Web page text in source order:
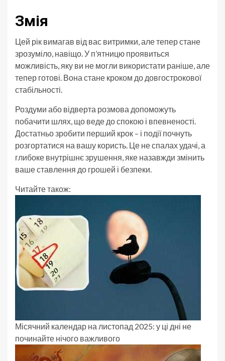
Змія
Цей рік вимагав від вас витримки, але тепер стане
зрозуміло, навіщо. У п’ятницю проявиться
можливість, яку ви не могли використати раніше, але
тепер готові. Вона стане кроком до довгострокової
стабільності.
Роздуми або відверта розмова допоможуть
побачити шлях, що веде до спокою і впевненості.
Достатньо зробити перший крок – і події почнуть
розгортатися на вашу користь. Це не спалах удачі, а
глибоке внутрішнє зрушення, яке назавжди змінить
ваше ставлення до грошей і безпеки.
Читайте також:
Місячний календар на листопад 2025: у ці дні не
починайте нічого важливого